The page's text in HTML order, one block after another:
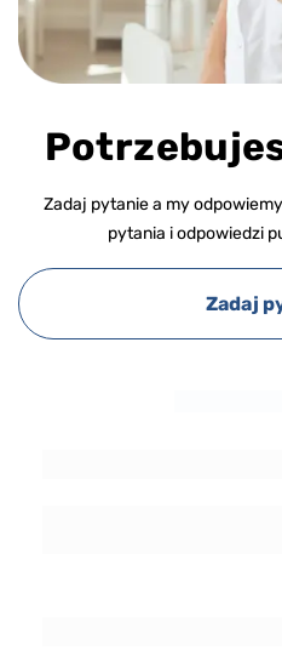
Zadaj pytanie a my
pytania i odpowiedzi
Zadaj